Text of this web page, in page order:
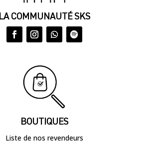
LA COMMUNAUTÉ SKS
BOUTIQUES
Liste de nos revendeurs